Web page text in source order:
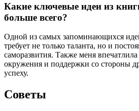
Какие ключевые идеи из
больше всего?
Одной из самых запоминающихся
требует не только таланта, но и
саморазвития. Также меня
окружения и поддержки со стороны
успеху.
Советы